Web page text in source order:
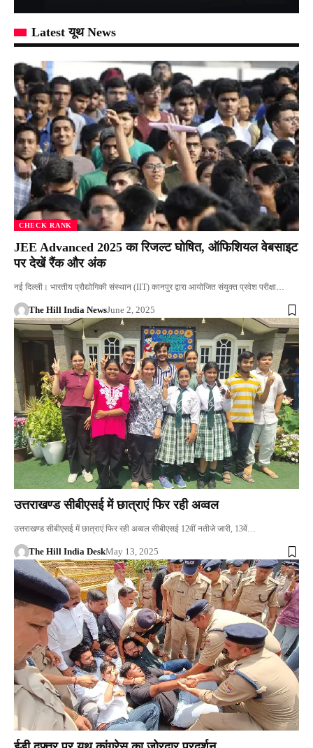
Latest यूथ News
CHECK RANK
JEE Advanced 2025 का रिजल्ट घोषित, ऑफिशियल वेबसाइट
पर देखें रैंक और अंक
नई दिल्ली। भारतीय प्रौद्योगिकी संस्थान (IIT) कानपुर द्वारा आयोजित संयुक्त प्रवेश परीक्षा…
The Hill India NewsJune 2, 2025
उत्तराखण्ड सीबीएसई में छात्राएं फिर रही अव्वल
उत्तराखण्ड सीबीएसई में छात्राएं फिर रही अव्वल सीबीएसई 12वीं नतीजे जारी, 13वें…
The Hill India DeskMay 13, 2025